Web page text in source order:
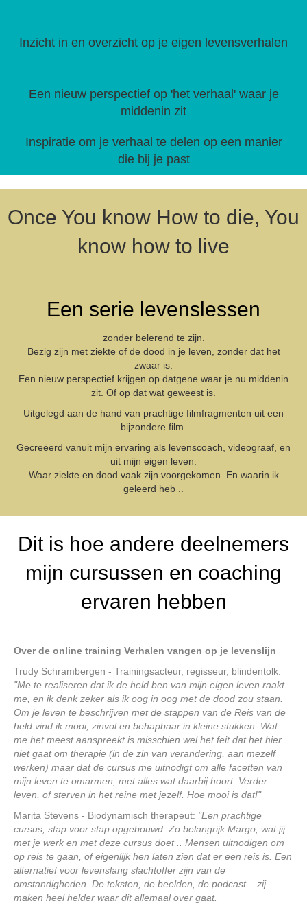
Inzicht in en overzicht op je eigen levensverhalen
Een nieuw perspectief op 'het verhaal' waar je
middenin zit
Inspiratie om je verhaal te delen op een manier
die bij je past
Once You know How to die, You
know how to live
Een serie levenslessen
zonder belerend te zijn.
Bezig zijn met ziekte of de dood in je leven, zonder dat het
zwaar is.
Een nieuw perspectief krijgen op datgene waar je nu middenin
zit. Of op dat wat geweest is.
Uitgelegd aan de hand van prachtige filmfragmenten uit een
bijzondere film.
Gecreëerd vanuit mijn ervaring als levenscoach, videograaf, en
uit mijn eigen leven.
Waar ziekte en dood vaak zijn voorgekomen. En waarin ik
geleerd heb ..
Dit is hoe andere deelnemers
mijn cursussen en coaching
ervaren hebben
Over de online training Verhalen vangen op je levenslijn
Trudy Schrambergen - Trainingsacteur, regisseur, blindentolk:
"Me te realiseren dat ik de held ben van mijn eigen leven raakt
me, en ik denk zeker als ik oog in oog met de dood zou staan.
Om je leven te beschrijven met de stappen van de Reis van de
held vind ik mooi, zinvol en behapbaar in kleine stukken. Wat
me het meest aanspreekt is misschien wel het feit dat het hier
niet gaat om therapie (in de zin van verandering, aan mezelf
werken) maar dat de cursus me uitnodigt om alle facetten van
mijn leven te omarmen, met alles wat daarbij hoort. Verder
leven, of sterven in het reine met jezelf. Hoe mooi is dat!"
Marita Stevens - Biodynamisch therapeut: "Een prachtige
cursus, stap voor stap opgebouwd. Zo belangrijk Margo, wat jij
met je werk en met deze cursus doet .. Mensen uitnodigen om
op reis te gaan, of eigenlijk hen laten zien dat er een reis is. Een
alternatief voor levenslang slachtoffer zijn van de
omstandigheden. De teksten, de beelden, de podcast .. zij
maken heel helder waar dit allemaal over gaat.